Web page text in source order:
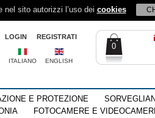
nel sito autorizzi l’uso dei cookies
0
REGISTRATI
LOGIN
ITALIANO ENGLISH
E PROTEZIONE
FOTOCAMERE E